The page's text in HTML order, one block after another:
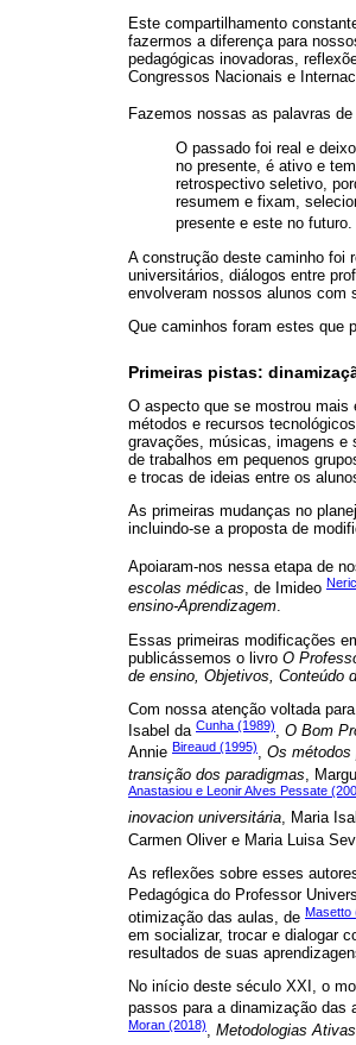
Este compartilhamento
fazermos a diferença para
pedagógicas inovadoras,
Congressos Nacionais e
Fazemos nossas as palavras de
O passado foi real e
no presente, é ativo e
retrospectivo seletivo,
resumem e fixam,
presente e este no futuro.
A construção deste caminho foi
universitários, diálogos entre
envolveram nossos alunos com
Que caminhos foram estes que
Primeiras pistas:
O aspecto que se mostrou mais
métodos e recursos
gravações, músicas, imagens e
de trabalhos em pequenos
e trocas de ideias entre os
As primeiras mudanças no
incluindo-se a proposta de
Apoiaram-nos nessa etapa de
escolas médicas, de Imideo
ensino-Aprendizagem.
Essas primeiras modificações
publicássemos o livro O
de ensino, Objetivos, Conteúdo
Com nossa atenção voltada
Isabel da Cunha (1989), O Bom
Annie Bireaud (1995), Os métodos
transição dos paradigmas ,
Anastasiou e Leonir Alves Pessate
inovacion universitária, Maria
Carmen Oliver e Maria Luisa
As reflexões sobre esses
Pedagógica do Professor
otimização das aulas, de Masetto
em socializar, trocar e dialogar
resultados de suas
No início deste século XXI, o
passos para a dinamização das
Moran (2018), Metodologias